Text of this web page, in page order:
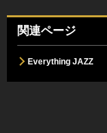
関連ページ
Everything JAZZ